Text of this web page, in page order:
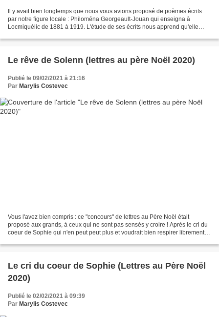
Il y avait bien longtemps que nous vous avions proposé de poèmes écrits
par notre figure locale : Philoména Georgeault-Jouan qui enseigna à
Locmiquélic de 1881 à 1919. L'étude de ses écrits nous apprend qu'elle
Le rêve de Solenn (lettres au père Noël 2020)
Publié le 09/02/2021 à 21:16
Par Marylis Costevec
Vous l'avez bien compris : ce "concours" de lettres au Père Noël était
proposé aux grands, à ceux qui ne sont pas sensés y croire ! Après le cri du
coeur de Sophie qui n'en peut peut plus et voudrait bien respirer librement,
Le cri du coeur de Sophie (Lettres au Père Noël
2020)
Publié le 02/02/2021 à 09:39
Par Marylis Costevec